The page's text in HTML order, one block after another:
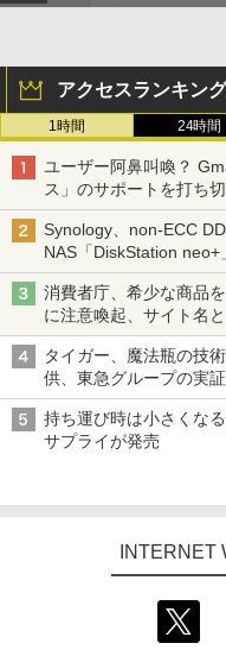
アクセスランキング
1時間 24時間
ユーザー阿鼻叫喚？
ス」のサポートを打ち
Synology、non-ECC
NAS「DiskStation
ECCメモリへのアップ
消費者庁、希少な商品
に注意喚起、サイト名
タイガー、魔法瓶の技
供、東急グループの実
ル TIVIP」
持ち運び時は小さくな
サプライが発売
INTERNET